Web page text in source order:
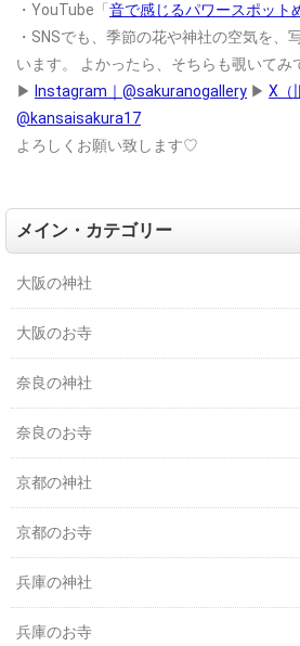
・YouTube「 音で感じるパワースポット
・SNSでも、季節の花や神社の空気を、
います。
よかったら、そちらも覗いてみ
▶ Instagram｜@sakuranogallery ▶ X（
@kansaisakura17
よろしくお願い致します♡
メイン・カテゴリー
大阪の神社
大阪のお寺
奈良の神社
奈良のお寺
京都の神社
京都のお寺
兵庫の神社
兵庫のお寺